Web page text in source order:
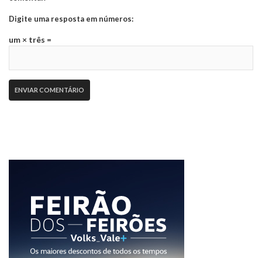
Digite uma resposta em números:
um × três =